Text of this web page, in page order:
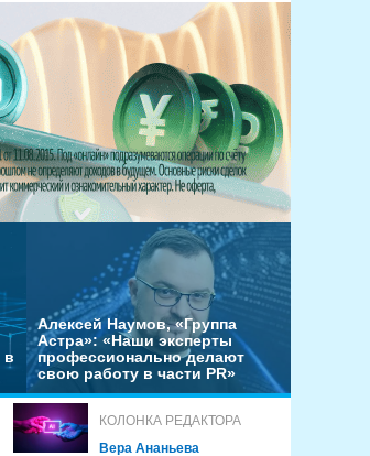
в
Алексей Наумов, «Группа
Астра»: «Наши эксперты
профессионально делают
свою работу в части PR»
КОЛОНКА РЕДАКТОРА
Вера Ананьева